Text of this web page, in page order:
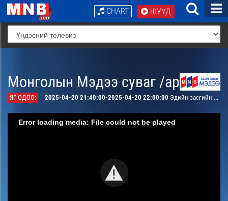
ШУУД
CHART
Монголын Мэдээ суваг /архив/
ЯГ ОДОО: 2025-04-20 21:40:00-2025-04-20 22:00:00 Эдийн засгийн тойм
Error loading media: File could not be played